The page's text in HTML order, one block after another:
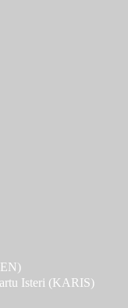
Isteri (KARIS)